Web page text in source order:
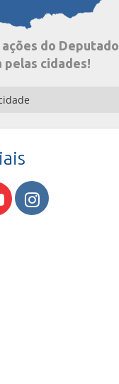
do Deputado
pelas cidades!